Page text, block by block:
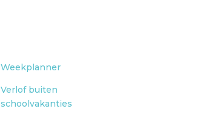
Weekplanner
Verlof buiten
schoolvakanties